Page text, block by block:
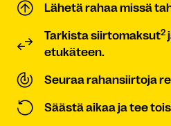
Lähetä rahaa missä
Tarkista siirtomaksut2
etukäteen.
Seuraa rahansiirtoja
Säästä aikaa ja tee